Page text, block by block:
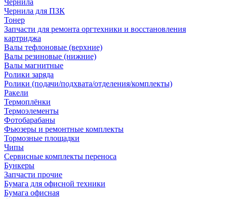
Чернила
Чернила для ПЗК
Тонер
Запчасти для ремонта оргтехники и восстановления
картриджа
Валы тефлоновые (верхние)
Валы резиновые (нижние)
Валы магнитные
Ролики заряда
Ролики (подачи/подхвата/отделения/комплекты)
Ракели
Термоплёнки
Термоэлементы
Фотобарабаны
Фьюзеры и ремонтные комплекты
Тормозные площадки
Чипы
Сервисные комплекты переноса
Бункеры
Запчасти прочие
Бумага для офисной техники
Бумага офисная